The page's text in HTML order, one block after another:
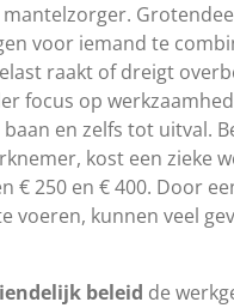
voor iemand te
raakt of dreigt
focus op
en zelfs tot uitval.
kost een zieke
€ 250 en € 400. Door
voeren, kunnen veel
beleid de